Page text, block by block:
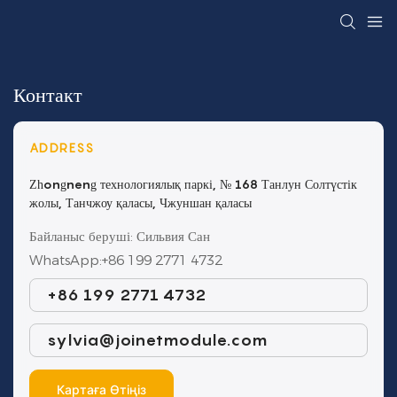
Контакт
ADDRESS
Zhongneng технологиялық паркі, № 168 Танлун Солтүстік
жолы, Танчжоу қаласы, Чжуншан қаласы
Байланыс беруші: Сильвия Сан
WhatsApp:+86 199 2771 4732
+86 199 2771 4732
sylvia@joinetmodule.com
Картаға Өтіңіз